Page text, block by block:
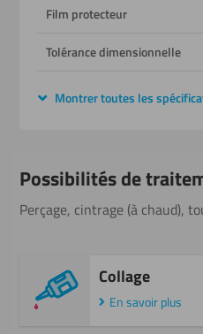
Film protecteur
Tolérance dimensionnelle
Montrer toutes les
Possibilités de
Perçage, cintrage (à chaud),
Collage
En savoir plus